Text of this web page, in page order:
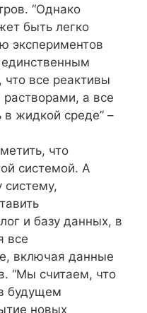
“Однако
быть легко
экспериментов
что все реактивы
а все
жидкой среде” –
что
системой. А
систему,
и базу данных, в
все
включая данные
“Мы считаем, что
будущем
новых